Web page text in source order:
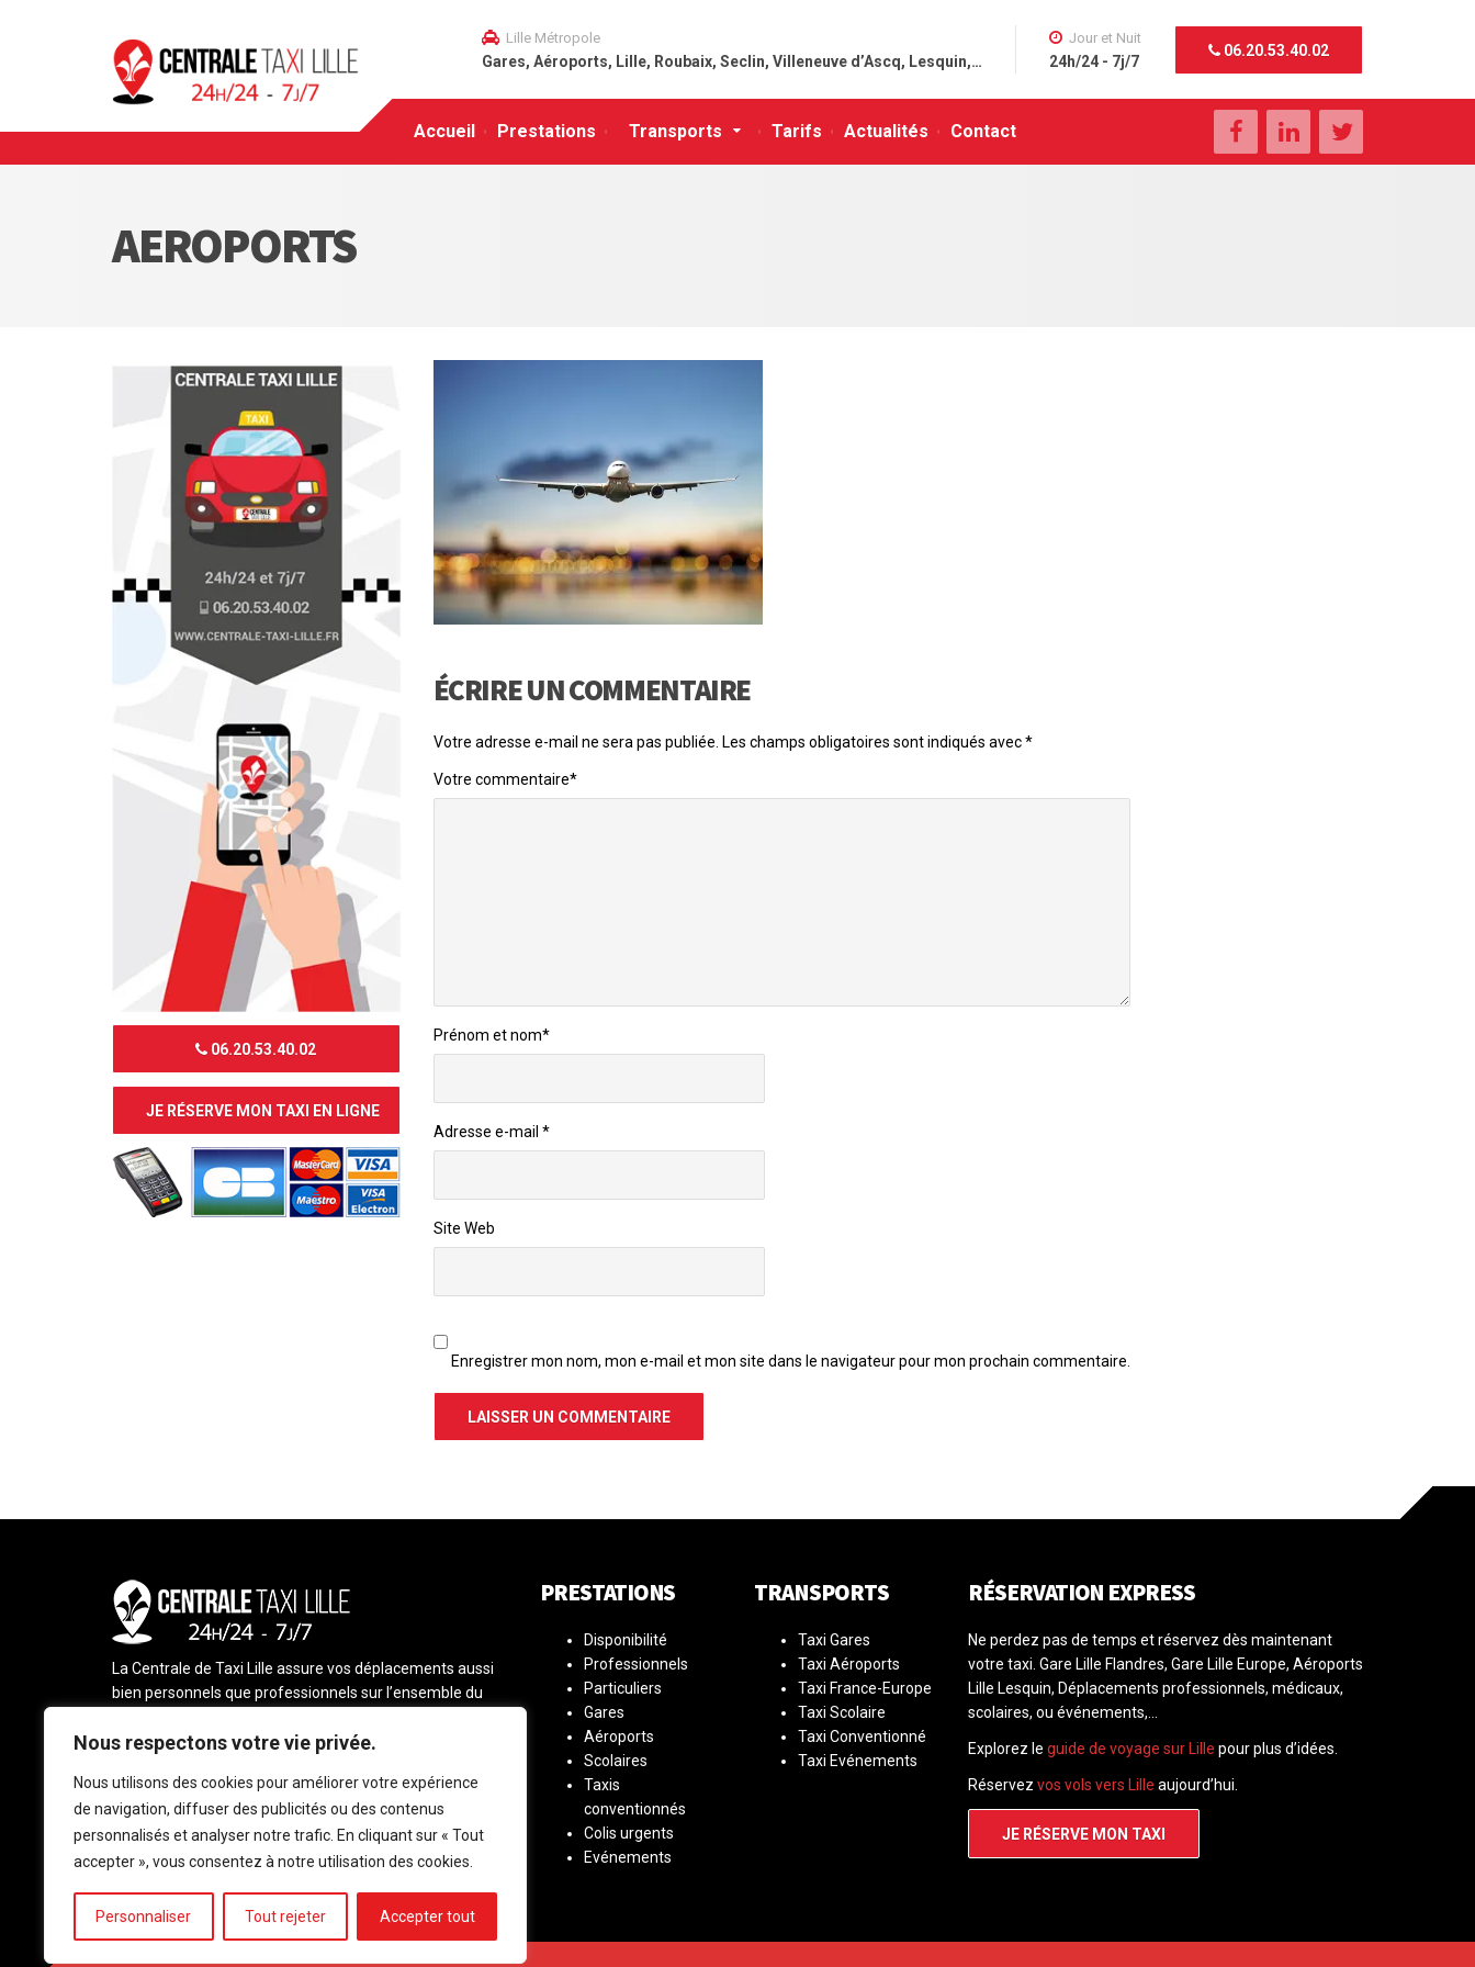
Nous respectons votre vie privée.
Nous utilisons des cookies pour améliorer votre expérience
de navigation, diffuser des publicités ou des contenus
personnalisés et analyser notre trafic. En cliquant sur « Tout
accepter », vous consentez à notre utilisation des cookies.
Personnaliser Tout rejeter Accepter tout
Accueil Prestations Transports Tarifs Actualités Contact
Lille Métropole
Gares, Aéroports, Lille, Roubaix, Seclin, Villeneuve d’Ascq, Lesquin,…
Jour et Nuit
24h/24 - 7j/7
06.20.53.40.02
AEROPORTS
ÉCRIRE UN COMMENTAIRE
Votre adresse e-mail ne sera pas publiée. Les champs obligatoires sont indiqués avec*
Votre commentaire*
Prénom et nom*
Adresse e-mail *
Site Web
Enregistrer mon nom, mon e-mail et mon site dans le navigateur pour mon prochain commentaire.
06.20.53.40.02
JE RÉSERVE MON TAXI EN LIGNE
La Centrale de Taxi Lille assure vos déplacements aussi
bien personnels que professionnels sur l’ensemble du
Seclin, Villeneuve d’Ascq, Lesquin, Douai…. Tous nos taxis
Politique de confidentialité
PRESTATIONS
Disponibilité
Professionnels
Particuliers
Gares
Aéroports
Scolaires
Taxis
conventionnés
Colis urgents
Evénements
TRANSPORTS
Taxi Gares
Taxi Aéroports
Taxi France-Europe
Taxi Scolaire
Taxi Conventionné
Taxi Evénements
RÉSERVATION EXPRESS
Ne perdez pas de temps et réservez dès maintenant
votre taxi. Gare Lille Flandres, Gare Lille Europe, Aéroports
Lille Lesquin, Déplacements professionnels, médicaux,
scolaires, ou événements,...
Explorez le guide de voyage sur Lille pour plus d’idées.
Réservez vos vols vers Lille aujourd’hui.
JE RÉSERVE MON TAXI